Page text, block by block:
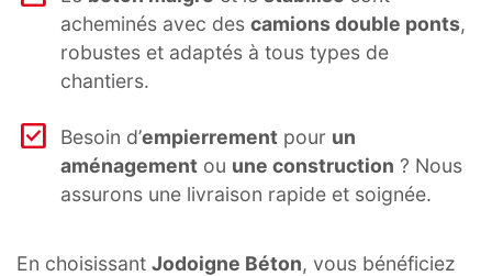
acheminés avec des camions double ponts,
robustes et adaptés à tous types de
chantiers.
Besoin d’empierrement pour un
aménagement ou une construction ? Nous
assurons une livraison rapide et soignée.
En choisissant Jodoigne Béton, vous bénéficiez